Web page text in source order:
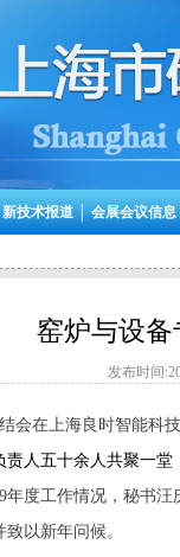
新技术报道 会展会议信息
窑炉与设
发布时间
会在上海良时智能科
人五十余人共聚一
年度工作情况，秘书汪
以新年问候。